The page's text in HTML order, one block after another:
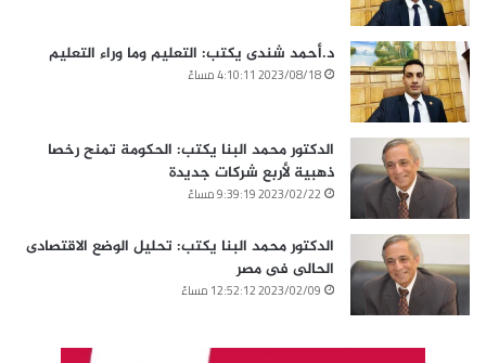
د.أحمد شندى يكتب: التعليم وما وراء التعليم
2023/08/18 4:10:11 مساءً
الدكتور محمد البنا يكتب: الحكومة تمنح رخصا
ذهبية لأربع شركات جديدة
2023/02/22 9:39:19 مساءً
الدكتور محمد البنا يكتب: تحليل الوضع الاقتصادى
الحالى فى مصر
2023/02/09 12:52:12 مساءً